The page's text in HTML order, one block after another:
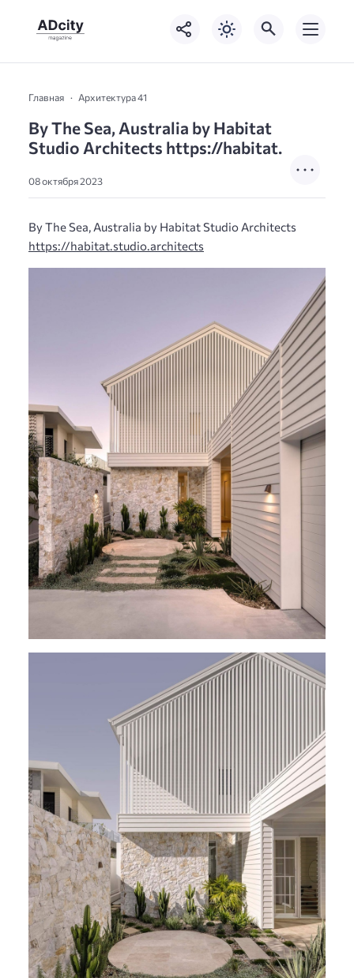
Главная Архитектура 41
By The Sea, Australia by Habitat
Studio Architects https://habitat.
08 октября 2023
By The Sea, Australia by Habitat Studio Architects
https://habitat.studio.architects